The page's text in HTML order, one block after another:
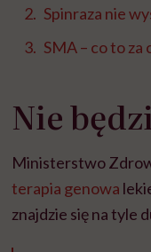
Spinraza nie
SMA – co to za
Nie
Ministerstwo
terapia genowa
znajdzie się na tyle